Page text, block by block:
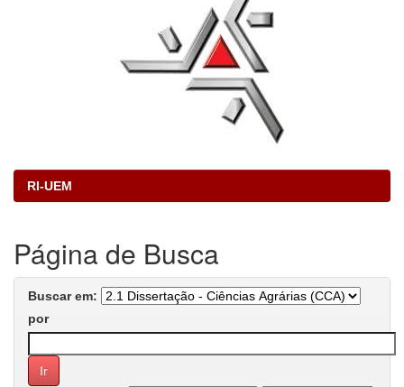
RI-UEM
Página de Busca
Buscar em:
por